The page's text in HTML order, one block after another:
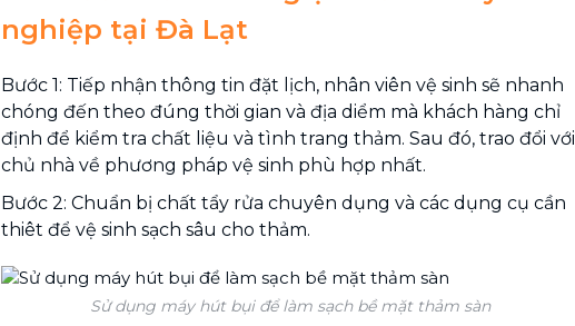
nghiệp tại Đà Lạt
Bước 1: Tiếp nhận thông tin đặt lịch, nhân viên vệ sinh sẽ nhanh
chóng đến theo đúng thời gian và địa diểm mà khách hàng chỉ
định để kiểm tra chất liệu và tình trang thảm. Sau đó, trao đổi với
chủ nhà về phương pháp vệ sinh phù hợp nhất.
Bước 2: Chuẩn bị chất tẩy rửa chuyên dụng và các dụng cụ cần
thiêt để vệ sinh sạch sâu cho thảm.
Sử dụng máy hút bụi để làm sạch bề mặt thảm sàn